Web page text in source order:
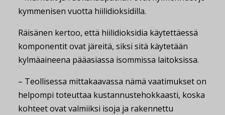
kymmenisen vuotta hiilidioksidilla.
Räisänen kertoo, että hiilidioksidia käytettäessä
komponentit ovat järeitä, siksi sitä käytetään
kylmäaineena pääasiassa isommissa laitoksissa.
– Teollisessa mittakaavassa nämä vaatimukset on
helpompi toteuttaa kustannustehokkaasti, koska
kohteet ovat valmiiksi isoja ja rakennettu